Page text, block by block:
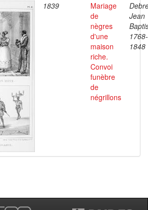
1839
Mariage
de
nègres
d'une
maison
riche.
Convoi
funèbre
de
négrillons
Jean
1768-
1848